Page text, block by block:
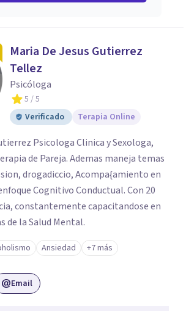
Maria De Jesus Gutierrez
Tellez
Psicóloga
5 / 5
Verificado
Terapia Online
Psicologa Clinica y Sexologa,
de Pareja. Ademas maneja temas
drogadiccio, Acompa{amiento en
Cognitivo Conductual. Con 20
constantemente capacitandose en
de la Salud Mental.
Ansiedad +7 más
Email